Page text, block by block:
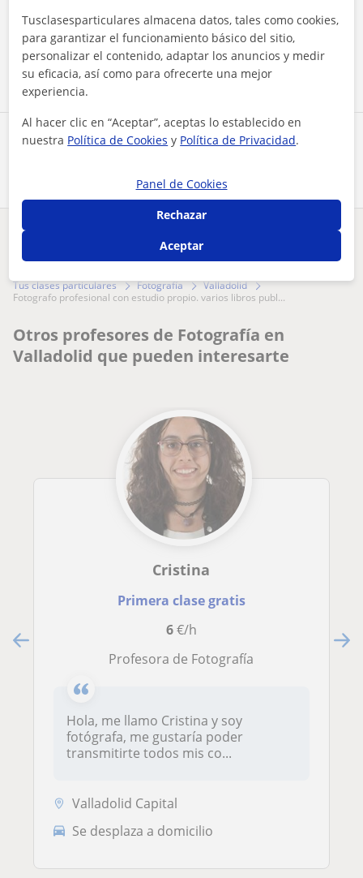
Comparte a este profesor
Contactar ahora
¿Hay algún error en este perfil?
Tus clases particulares Fotografía
Valladolid
fotografo profesional con estudio propio. varios libros publ...
Otros profesores de Fotografía en
Valladolid que pueden interesarte
Cristina
Primera clase gratis
6€/h
Profesora de Fotografía
Hola, me llamo Cristina y soy
fotógrafa, me gustaría poder
transmitirte todos mis co...
Valladolid Capital
Se desplaza a domicilio
Tusclasesparticulares almacena datos, tales como cookies,
para garantizar el funcionamiento básico del sitio,
personalizar el contenido, adaptar los anuncios y medir
su eficacia, así como para ofrecerte una mejor
experiencia.
Al hacer clic en “Aceptar”, aceptas lo establecido en
nuestra Política de Cookies y Política de Privacidad.
Panel de Cookies
Rechazar
Aceptar